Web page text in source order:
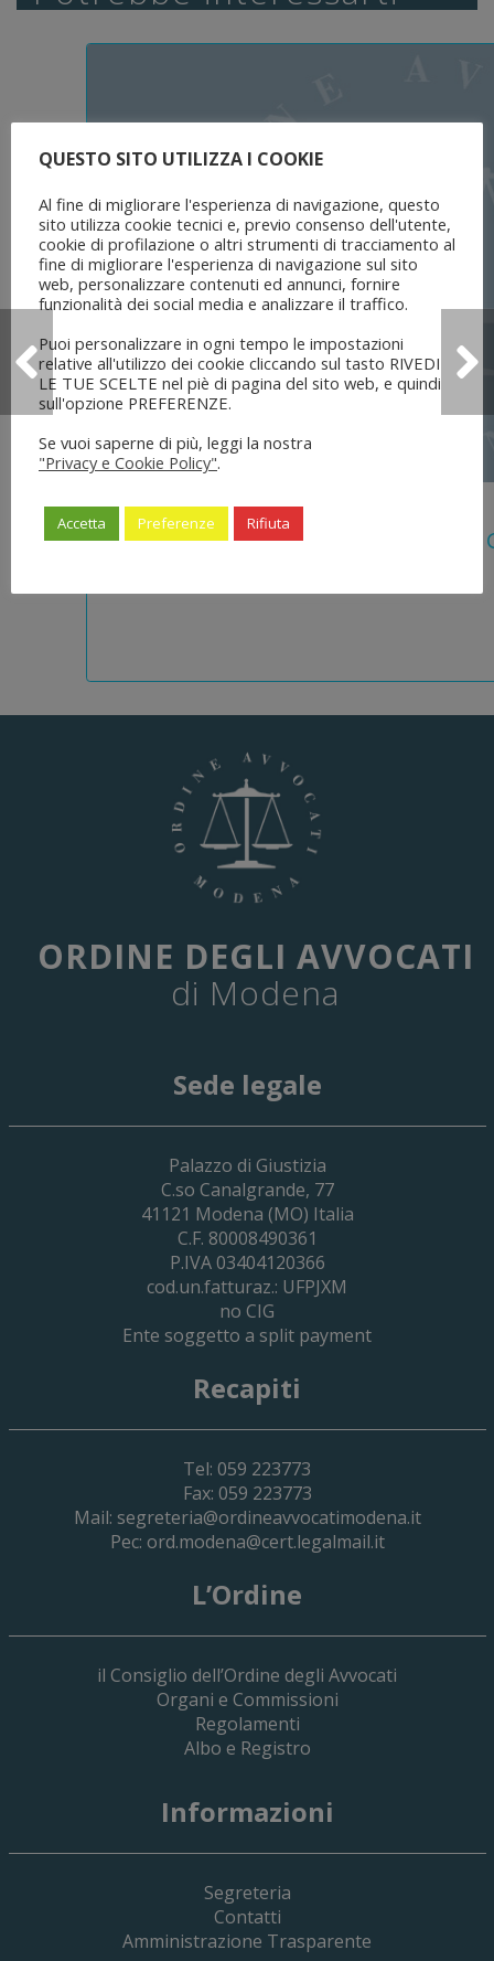
5 Agosto 2026
Legge 28 Luglio 2026 N. 137 “delega
29 Giugno 2026
Cassa Forense – Elezioni Dei Delegati
2030
19 Giugno 2026
ORDINE DEGLI AVVOCATI
di Modena
Sede legale
Palazzo di Giustizia
C.so Canalgrande, 77
41121 Modena (MO) Italia
C.F. 80008490361
P.IVA 03404120366
cod.un.fatturaz.: UFPJXM
no CIG
Ente soggetto a split payment
Recapiti
Tel: 059 223773
Fax: 059 223773
Mail: segreteria@ordineavvocatimodena.it
Pec: ord.modena@cert.legalmail.it
L’Ordine
il Consiglio dell’Ordine degli Avvocati
Organi e Commissioni
Regolamenti
Albo e Registro
Informazioni
Segreteria
Contatti
Amministrazione Trasparente
QUESTO SITO UTILIZZA I COOKIE
Al fine di migliorare l'esperienza di navigazione, questo
sito utilizza cookie tecnici e, previo consenso dell'utente,
cookie di profilazione o altri strumenti di tracciamento al
fine di migliorare l'esperienza di navigazione sul sito
web, personalizzare contenuti ed annunci, fornire
funzionalità dei social media e analizzare il traffico.
Puoi personalizzare in ogni tempo le impostazioni
relative all'utilizzo dei cookie cliccando sul tasto RIVEDI
LE TUE SCELTE nel piè di pagina del sito web, e quindi
sull'opzione PREFERENZE.
Se vuoi saperne di più, leggi la nostra
"Privacy e Cookie Policy".
Accetta Preferenze Rifiuta